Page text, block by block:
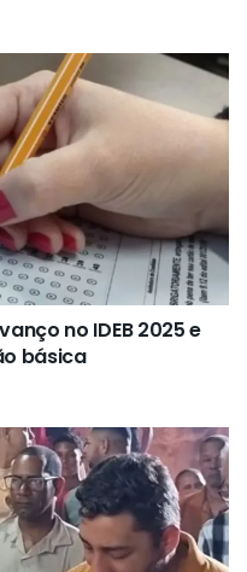
no IDEB 2025 e
básica